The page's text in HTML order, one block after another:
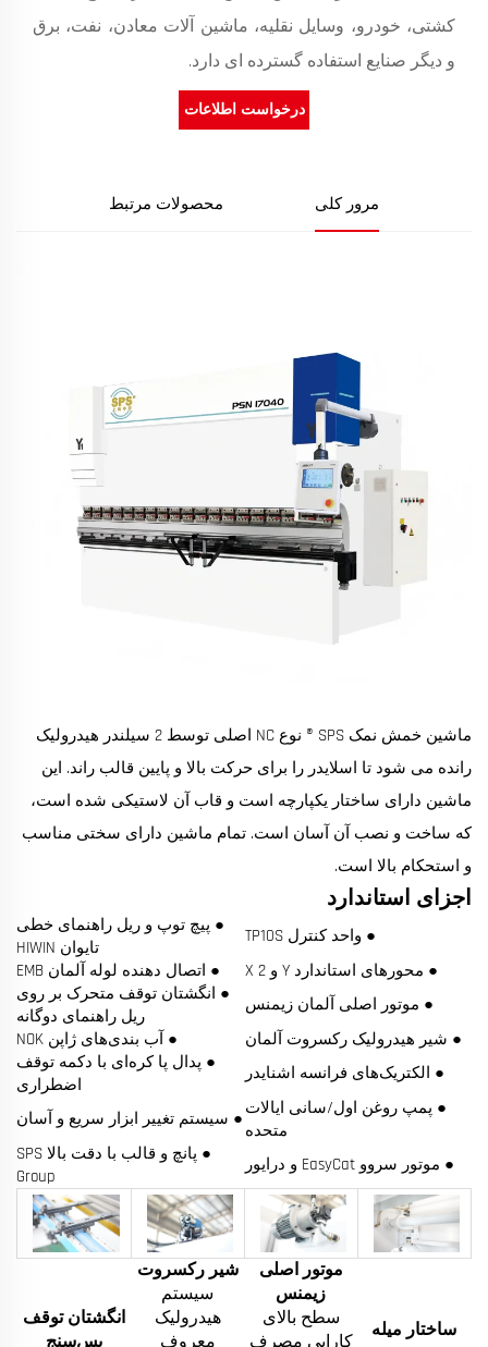
کشتی، خودرو، وسایل نقلیه، ماشین آلات معادن، نفت، برق
و دیگر صنایع استفاده گسترده ای دارد.
درخواست اطلاعات
مرور کلی محصولات مرتبط
ماشین خمش نمک SPS ® نوع NC اصلی توسط 2 سیلندر هیدرولیک
رانده می شود تا اسلایدر را برای حرکت بالا و پایین قالب راند. این
ماشین دارای ساختار یکپارچه است و قاب آن لاستیکی شده است،
که ساخت و نصب آن آسان است. تمام ماشین دارای سختی مناسب
و استحکام بالا است.
اجزای استاندارد
● واحد کنترل TP10S
● پیچ توپ و ریل راهنمای خطی
تایوان HIWIN
● محورهای استاندارد Y و X 2
● اتصال دهنده لوله آلمان EMB
● موتور اصلی آلمان زیمنس
● انگشتان توقف متحرک بر روی
ریل راهنمای دوگانه
● شیر هیدرولیک رکسروت آلمان
● آب بندی‌های ژاپن NOK
● الکتریک‌های فرانسه اشنایدر
● پدال پا کره‌ای با دکمه توقف
اضطراری
● پمپ روغن اول/سانی ایالات
متحده
● سیستم تغییر ابزار سریع و آسان
● موتور سروو EasyCat و درایور
● پانچ و قالب با دقت بالا SPS
Group
ساختار میله
موتور اصلی
زیمنس
سطح بالای
کارایی مصرف
شیر رکسروت
سیستم
هیدرولیک
معروف
انگشتان توقف
پس‌سنج